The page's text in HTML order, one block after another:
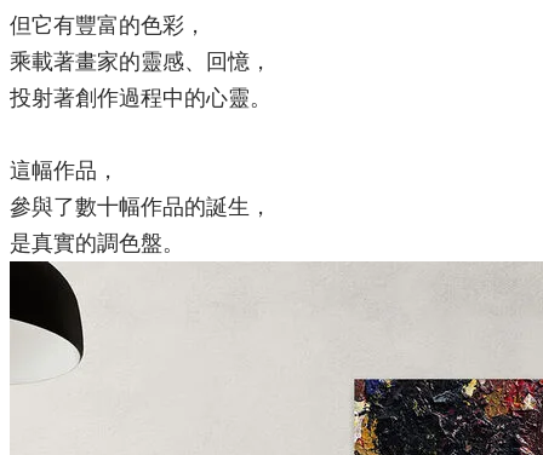
但它有豐富的色彩，
乘載著畫家的靈感、回憶，
投射著創作過程中的心靈。
這幅作品，
參與了數十幅作品的誕生，
是真實的調色盤。